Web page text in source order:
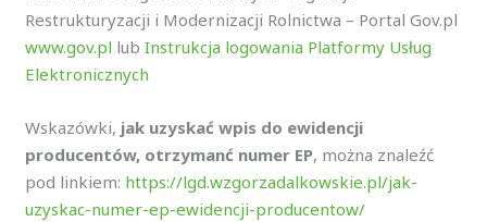
Restrukturyzacji i Modernizacji Rolnictwa – Portal Gov.pl
www.gov.pl lubInstrukcja logowania Platformy Usług
Elektronicznych
Wskazówki, jak uzyskać wpis do ewidencji
producentów, otrzymanć numer EP, można znaleźć
pod linkiem: https://lgd.wzgorzadalkowskie.pl/jak-
uzyskac-numer-ep-ewidencji-producentow/